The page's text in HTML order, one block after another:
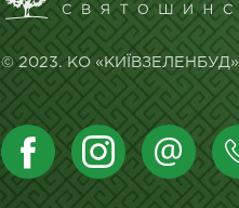
© 2023. КО «КИЇВЗЕЛЕНБУД»